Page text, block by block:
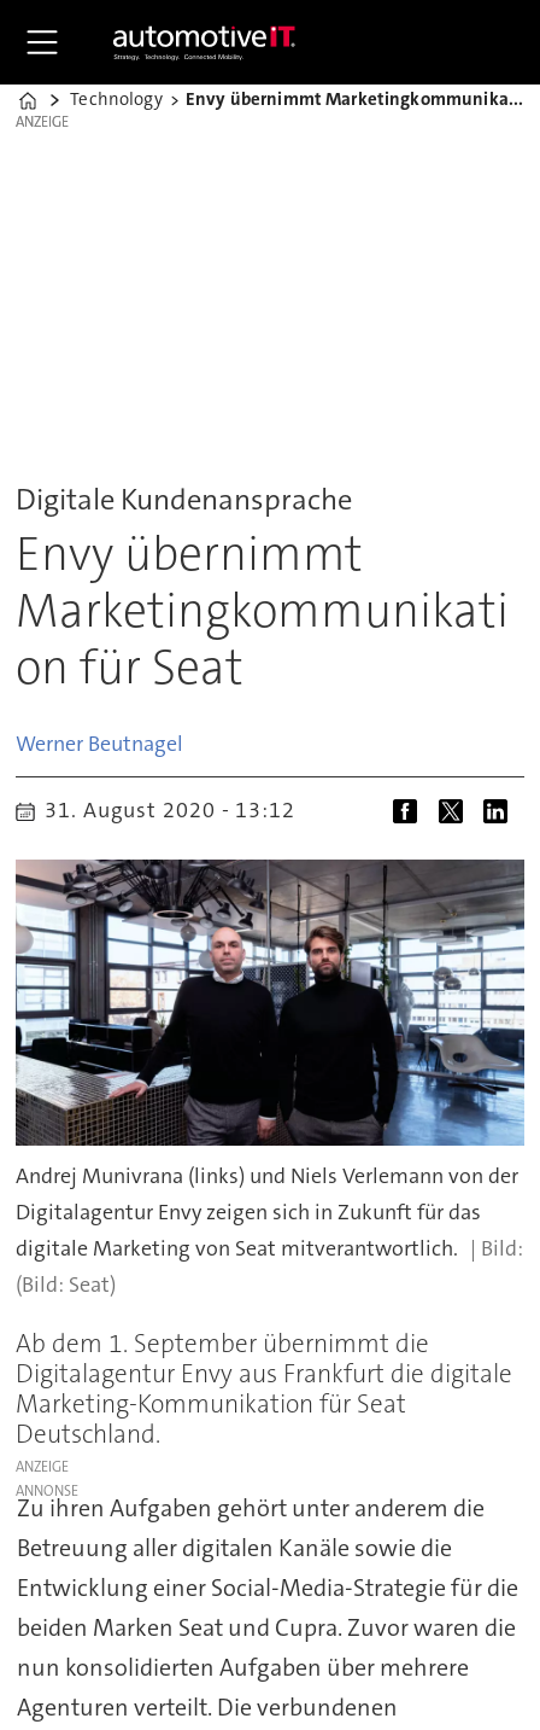
Home
Technology Envy übernimmt Marketingkommunikation für Seat
ANZEIGE
ANZEIGE
Digitale Kundenansprache
Envy übernimmt
Marketingkommunikati
on für Seat
Werner Beutnagel
31. August 2020 - 13:12
Andrej Munivrana (links) und Niels Verlemann von der
Digitalagentur Envy zeigen sich in Zukunft für das
digitale Marketing von Seat mitverantwortlich.
(Bild: Seat)
Ab dem 1. September übernimmt die
Digitalagentur Envy aus Frankfurt die digitale
Marketing-Kommunikation für Seat
Deutschland.
ANZEIGE
Zu ihren Aufgaben gehört unter anderem die
Betreuung aller digitalen Kanäle sowie die
Entwicklung einer Social-Media-Strategie für die
beiden Marken Seat und Cupra. Zuvor waren die
nun konsolidierten Aufgaben über mehrere
Agenturen verteilt. Die verbundenen